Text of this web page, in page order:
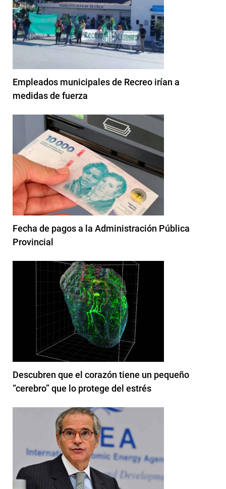
Empleados municipales de Recreo irían a
medidas de fuerza
Fecha de pagos a la Administración Pública
Provincial
Descubren que el corazón tiene un pequeño
“cerebro” que lo protege del estrés